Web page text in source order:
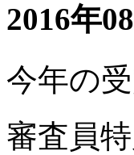
2016年
今年の
審査員